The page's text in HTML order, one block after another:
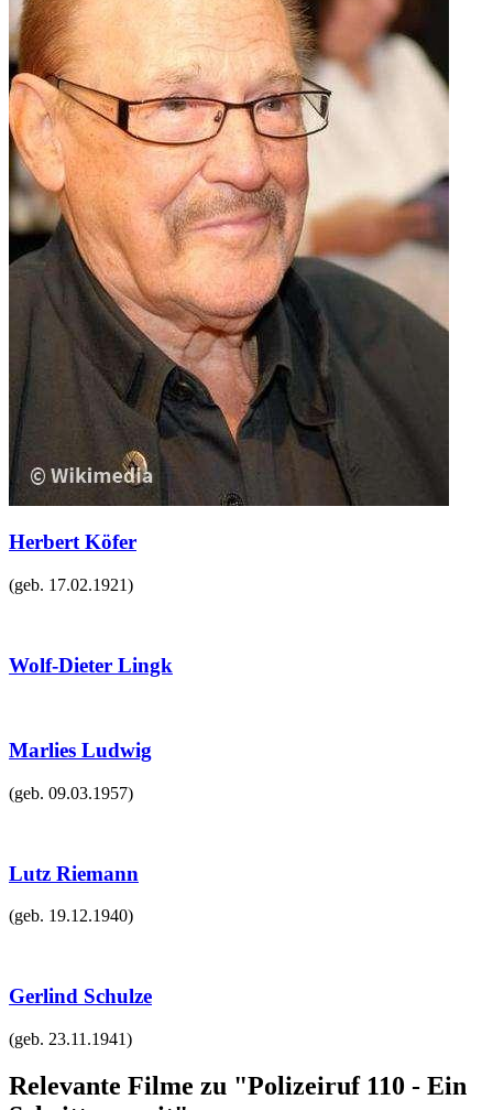
Herbert Köfer
(geb. 17.02.1921)
Wolf-Dieter Lingk
Marlies Ludwig
(geb. 09.03.1957)
Lutz Riemann
(geb. 19.12.1940)
Gerlind Schulze
(geb. 23.11.1941)
Relevante Filme zu "Polizeiruf 110 - Ein